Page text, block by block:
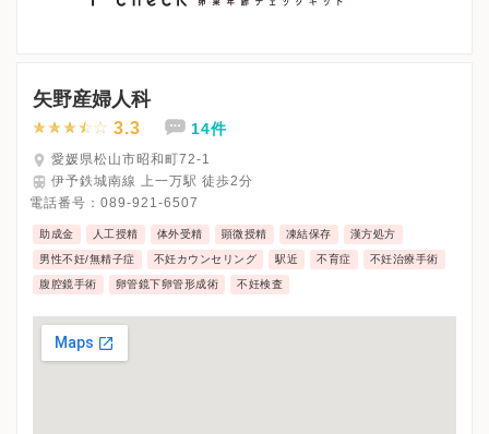
矢野産婦人科
3.3 14件
愛媛県松山市昭和町72-1
伊予鉄城南線 上一万駅 徒歩2分
電話番号： 089-921-6507
助成金 人工授精 体外受精 顕微授精 凍結保存 漢方処方
男性不妊/無精子症 不妊カウンセリング 駅近 不育症 不妊治療手術
腹腔鏡手術 卵管鏡下卵管形成術 不妊検査